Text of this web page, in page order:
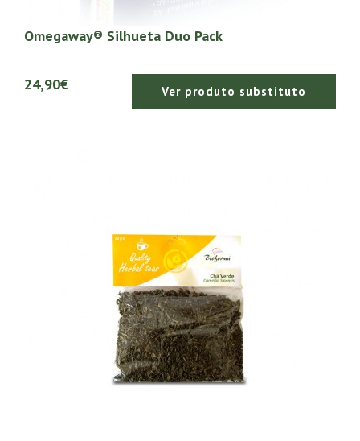
Omegaway® Silhueta Duo Pack
24,90€ Ver produto substituto